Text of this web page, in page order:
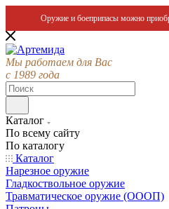
Оружие и боеприпасы можно
Мы работаем для Вас
с 1989 года
Каталог
По всему сайту
По каталогу
Каталог
Нарезное оружие
Гладкоствольное оружие
Травматическое оружие (ОООП)